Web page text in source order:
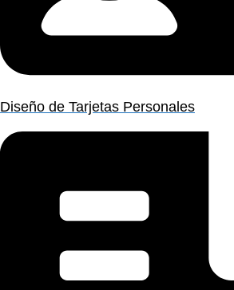
Diseño de Tarjetas Personales